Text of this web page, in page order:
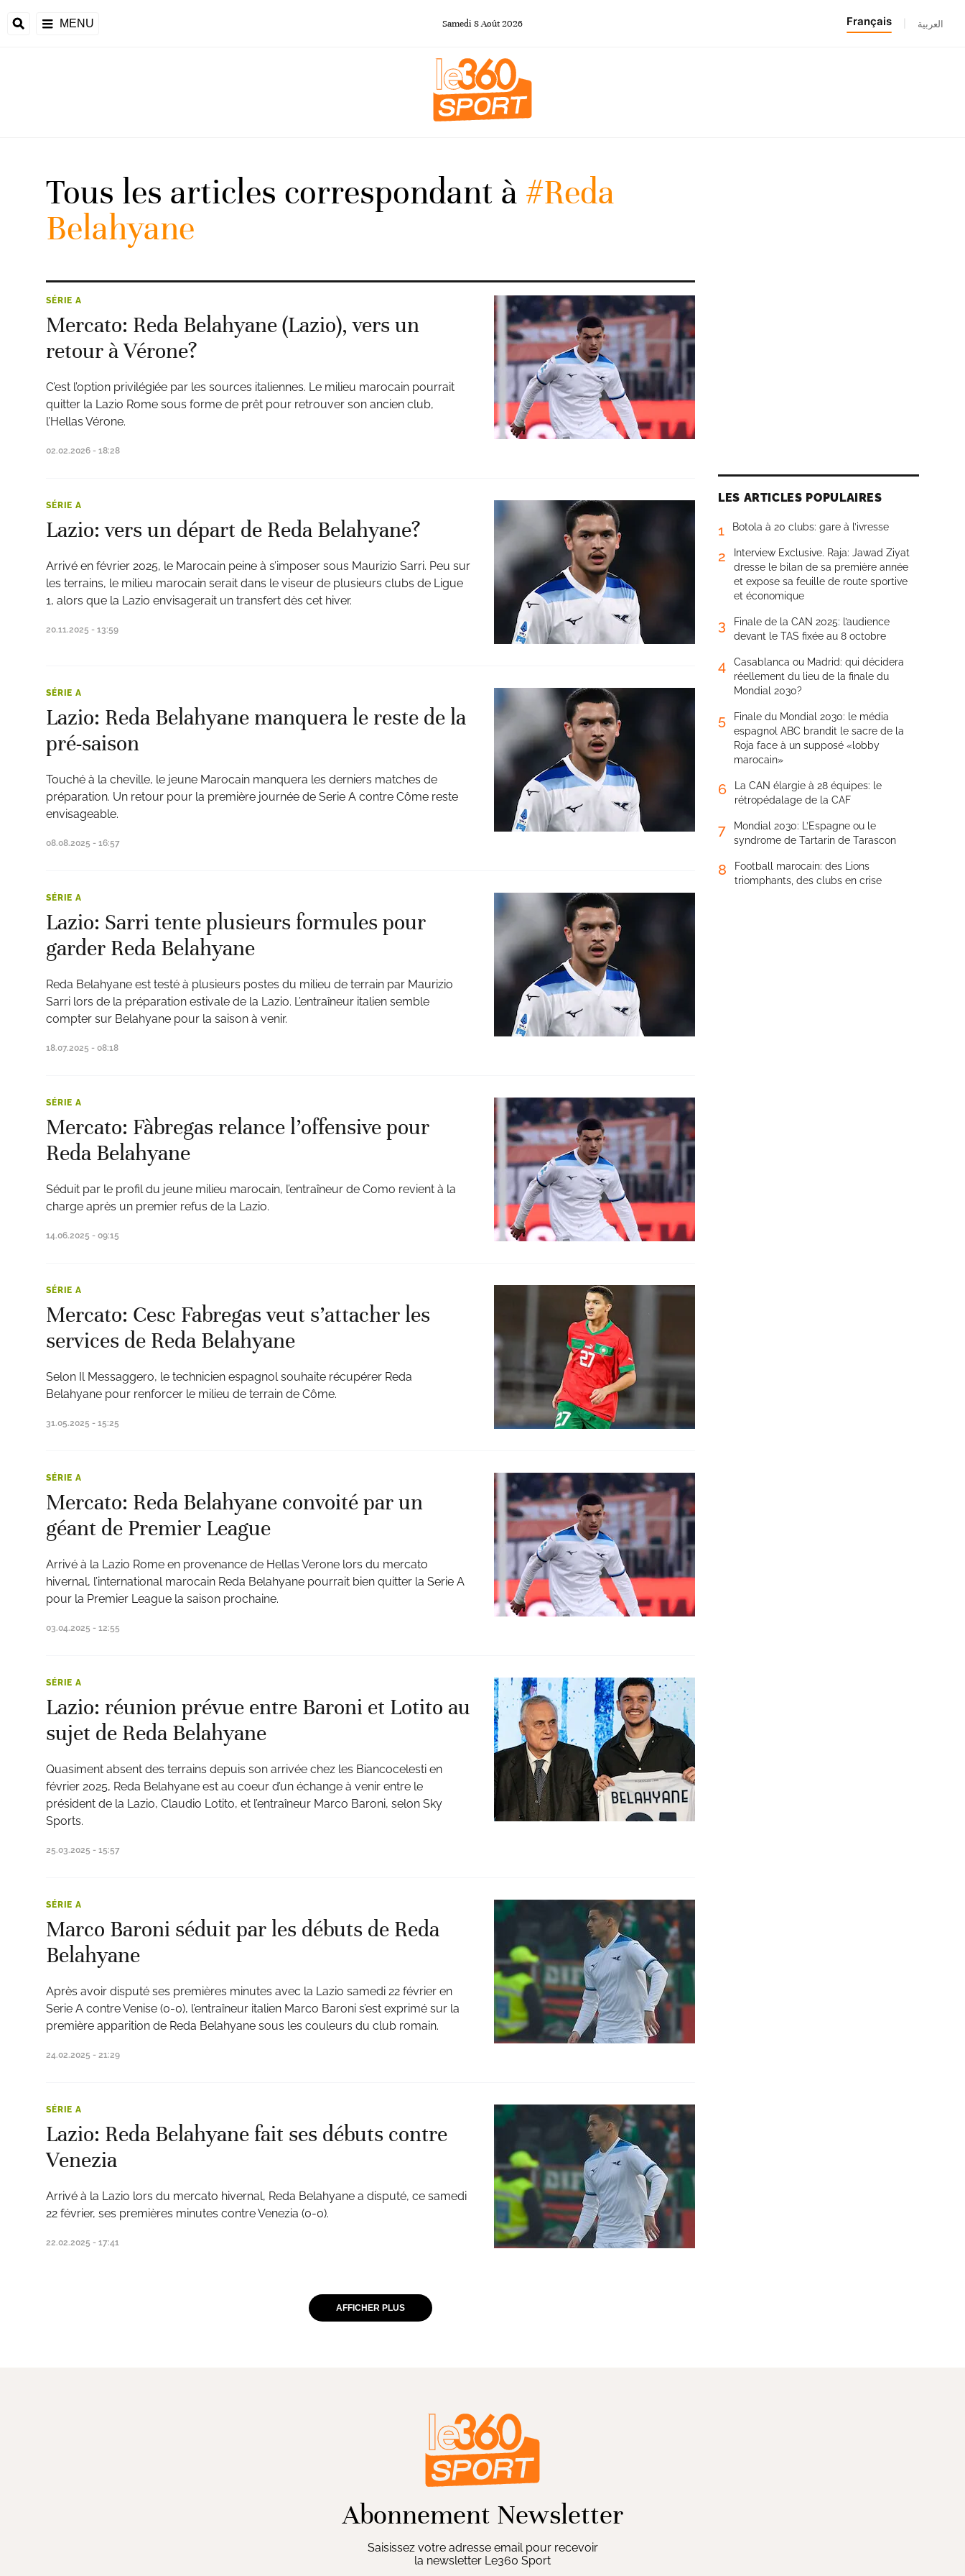
MENU Samedi 8Août2026 Français العربية
de l'UEFA
Tous les articles correspondant à #Reda
Belahyane
SÉRIE A
Mercato: Reda Belahyane (Lazio), vers un
retour à Vérone?
C’est l’option privilégiée par les sources italiennes. Le milieu marocain pourrait
quitter la Lazio Rome sous forme de prêt pour retrouver son ancien club,
l’Hellas Vérone.
02.02.2026 - 18:28
SÉRIE A
Lazio: vers un départ de Reda Belahyane?
Arrivé en février 2025, le Marocain peine à s’imposer sous Maurizio Sarri. Peu sur
les terrains, le milieu marocain serait dans le viseur de plusieurs clubs de Ligue
1, alors que la Lazio envisagerait un transfert dès cet hiver.
20.11.2025 - 13:59
SÉRIE A
Lazio: Reda Belahyane manquera le reste de la
pré-saison
Touché à la cheville, le jeune Marocain manquera les derniers matches de
préparation. Un retour pour la première journée de Serie A contre Côme reste
envisageable.
08.08.2025 - 16:57
SÉRIE A
Lazio: Sarri tente plusieurs formules pour
garder Reda Belahyane
Reda Belahyane est testé à plusieurs postes du milieu de terrain par Maurizio
Sarri lors de la préparation estivale de la Lazio. L’entraîneur italien semble
compter sur Belahyane pour la saison à venir.
18.07.2025 - 08:18
SÉRIE A
Mercato: Fàbregas relance l’offensive pour
Reda Belahyane
Séduit par le profil du jeune milieu marocain, l’entraîneur de Como revient à la
charge après un premier refus de la Lazio.
14.06.2025 - 09:15
SÉRIE A
Mercato: Cesc Fabregas veut s’attacher les
services de Reda Belahyane
Selon Il Messaggero, le technicien espagnol souhaite récupérer Reda
Belahyane pour renforcer le milieu de terrain de Côme.
31.05.2025 - 15:25
SÉRIE A
Mercato: Reda Belahyane convoité par un
géant de Premier League
Arrivé à la Lazio Rome en provenance de Hellas Verone lors du mercato
hivernal, l’international marocain Reda Belahyane pourrait bien quitter la Serie A
pour la Premier League la saison prochaine.
03.04.2025 - 12:55
SÉRIE A
Lazio: réunion prévue entre Baroni et Lotito au
sujet de Reda Belahyane
Quasiment absent des terrains depuis son arrivée chez les Biancocelesti en
février 2025, Reda Belahyane est au coeur d’un échange à venir entre le
président de la Lazio, Claudio Lotito, et l’entraîneur Marco Baroni, selon Sky
Sports.
25.03.2025 - 15:57
SÉRIE A
Marco Baroni séduit par les débuts de Reda
Belahyane
Après avoir disputé ses premières minutes avec la Lazio samedi 22 février en
Serie A contre Venise (0-0), l’entraîneur italien Marco Baroni s’est exprimé sur la
première apparition de Reda Belahyane sous les couleurs du club romain.
24.02.2025 - 21:29
SÉRIE A
Lazio: Reda Belahyane fait ses débuts contre
Venezia
Arrivé à la Lazio lors du mercato hivernal, Reda Belahyane a disputé, ce samedi
22 février, ses premières minutes contre Venezia (0-0).
22.02.2025 - 17:41
AFFICHER PLUS
LES ARTICLES POPULAIRES
1 Botola à 20 clubs: gare à l’ivresse
2
Interview Exclusive. Raja: Jawad Ziyat
dresse le bilan de sa première année
et expose sa feuille de route sportive
et économique
3
Finale de la CAN 2025: l’audience
devant le TAS fixée au 8 octobre
4
Casablanca ou Madrid: qui décidera
réellement du lieu de la finale du
Mondial 2030?
5
Finale du Mondial 2030: le média
espagnol ABC brandit le sacre de la
Roja face à un supposé «lobby
marocain»
6
La CAN élargie à 28 équipes: le
rétropédalage de la CAF
7
Mondial 2030: L’Espagne ou le
syndrome de Tartarin de Tarascon
8
Football marocain: des Lions
triomphants, des clubs en crise
Abonnement Newsletter
Saisissez votre adresse email pour recevoir
la newsletter Le360 Sport